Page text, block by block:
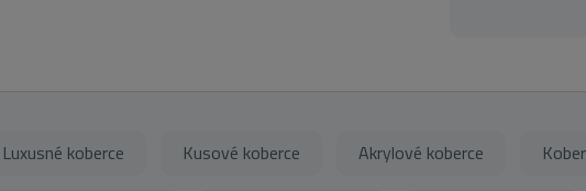
Luxusné koberce Kusové koberce Akrylové koberce